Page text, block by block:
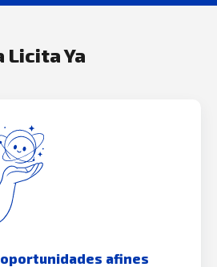
Licita Ya
afines